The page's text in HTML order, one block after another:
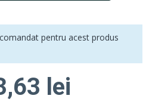
lei
pentru acest produs